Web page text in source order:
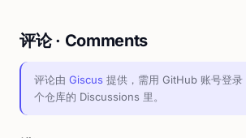
评论 · Comments
评论由 Giscus 提供，需用 GitHub 账号登录
个仓库的 Discussions 里。